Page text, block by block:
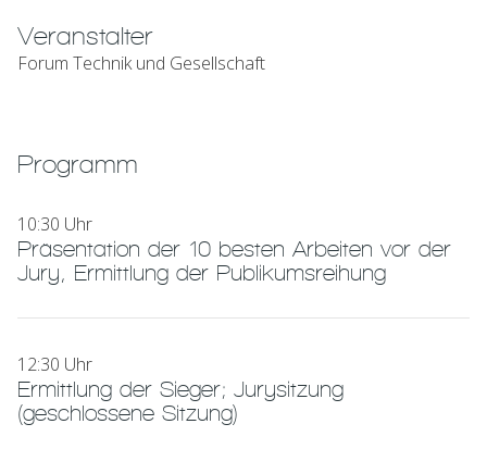
Veranstalter
Forum Technik und Gesellschaft
Programm
10:30 Uhr
Präsentation der 10 besten Arbeiten vor der
Jury, Ermittlung der Publikumsreihung
12:30 Uhr
Ermittlung der Sieger; Jurysitzung
(geschlossene Sitzung)